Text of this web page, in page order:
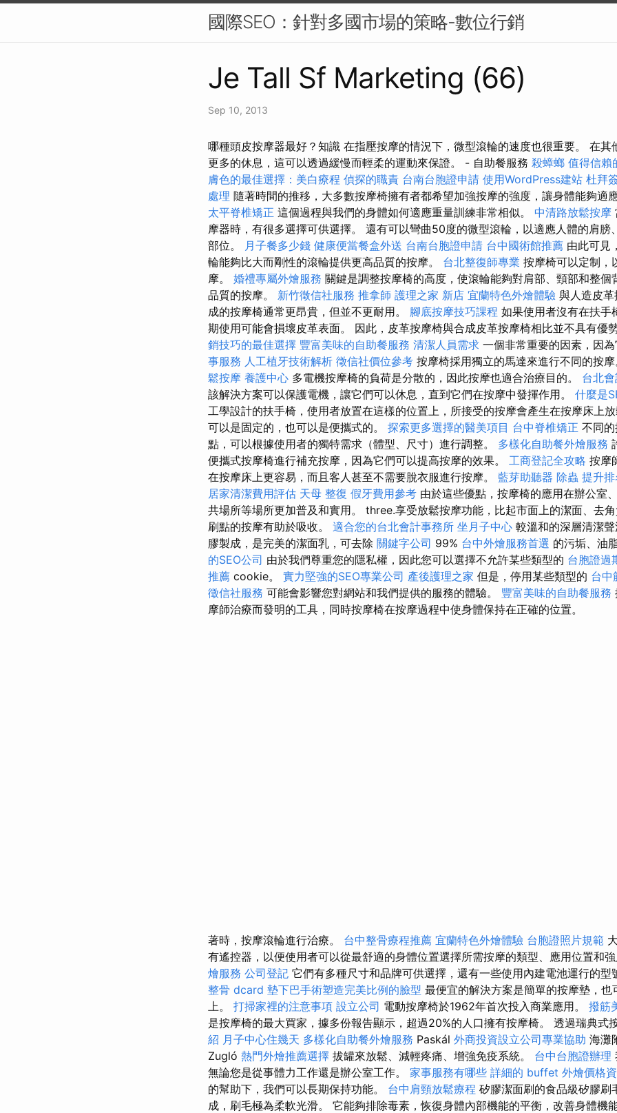
國際SEO：針對多國市場的策略-數位行銷
Je Tall Sf Marketing (66)
Sep 10, 2013
哪種頭皮按摩器最好？知識 在指壓按摩的情況下，微型滾輪的速度也很重要。 在其
更多的休息，這可以透過緩慢而輕柔的運動來保證。 - 自助餐服務 殺蟑螂 值得信賴
膚色的最佳選擇：美白療程 偵探的職責 台南台胞證申請 使用WordPress建站 杜拜
處理 隨著時間的推移，大多數按摩椅擁有者都希望加強按摩的強度，讓身體能夠適
太平脊椎矯正 這個過程與我們的身體如何適應重量訓練非常相似。 中清路放鬆按摩
摩器時，有很多選擇可供選擇。 還有可以彎曲50度的微型滾輪，以適應人體的肩膀
部位。
月子餐多少錢 健康便當餐盒外送 台南台胞證申請 台中國術館推薦 由此可見
輪能夠比大而剛性的滾輪提供更高品質的按摩。 台北整復師專業 按摩椅可以定制，
摩。 婚禮專屬外燴服務 關鍵是調整按摩椅的高度，使滾輪能夠對肩部、頸部和整個
品質的按摩。 新竹徵信社服務 推拿師 護理之家 新店 宜蘭特色外燴體驗 與人造皮
成的按摩椅通常更昂貴，但並不更耐用。 腳底按摩技巧課程 如果使用者沒有在扶手
期使用可能會損壞皮革表面。 因此，皮革按摩椅與合成皮革按摩椅相比並不具有優
銷技巧的最佳選擇 豐富美味的自助餐服務 清潔人員需求 一個非常重要的因素，因
事服務 人工植牙技術解析 徵信社價位參考 按摩椅採用獨立的馬達來進行不同的按摩
鬆按摩 養護中心 多電機按摩椅的負荷是分散的，因此按摩也適合治療目的。 台北
該解決方案可以保護電機，讓它們可以休息，直到它們在按摩中發揮作用。 什麼是
工學設計的扶手椅，使用者放置在這樣的位置上，所接受的按摩會產生在按摩床上
可以是固定的，也可以是便攜式的。 探索更多選擇的醫美項目 台中脊椎矯正 不同
點，可以根據使用者的獨特需求（體型、尺寸）進行調整。 多樣化自助餐外燴服務
便攜式按摩椅進行補充按摩，因為它們可以提高按摩的效果。 工商登記全攻略 按摩
在按摩床上更容易，而且客人甚至不需要脫衣服進行按摩。 藍芽助聽器 除蟲 提升
居家清潔費用評估 天母 整復 假牙費用參考 由於這些優點，按摩椅的應用在辦公室
共場所等場所更加普及和實用。 three.享受放鬆按摩功能，比起市面上的潔面、去
刷點的按摩有助於吸收。 適合您的台北會計事務所 坐月子中心 較溫和的深層清潔
膠製成，是完美的潔面乳，可去除 關鍵字公司 99% 台中外燴服務首選 的污垢、油
的SEO公司 由於我們尊重您的隱私權，因此您可以選擇不允許某些類型的 台胞證過
推薦 cookie。 實力堅強的SEO專業公司 產後護理之家 但是，停用某些類型的 台中
徵信社服務 可能會影響您對網站和我們提供的服務的體驗。 豐富美味的自助餐服務
摩師治療而發明的工具，同時按摩椅在按摩過程中使身體保持在正確的位置。
著時，按摩滾輪進行治療。 台中整骨療程推薦 宜蘭特色外燴體驗 台胞證照片規範
有遙控器，以便使用者可以從最舒適的身體位置選擇所需按摩的類型、應用位置和強
燴服務 公司登記 它們有多種尺寸和品牌可供選擇，還有一些使用內建電池運行的型
整骨 dcard 墊下巴手術塑造完美比例的臉型 最便宜的解決方案是簡單的按摩墊，也
上。 打掃家裡的注意事項 設立公司 電動按摩椅於1962年首次投入商業應用。 撥筋
是按摩椅的最大買家，據多份報告顯示，超過20%的人口擁有按摩椅。 透過瑞典式
紹 月子中心住幾天 多樣化自助餐外燴服務 Paskál 外商投資設立公司專業協助 海灘
Zugló 熱門外燴推薦選擇 拔罐來放鬆、減輕疼痛、增強免疫系統。 台中台胞證辦理
無論您是從事體力工作還是辦公室工作。 家事服務有哪些 詳細的 buffet 外燴價格
的幫助下，我們可以長期保持功能。 台中肩頸放鬆療程 矽膠潔面刷的食品級矽膠刷
成，刷毛極為柔軟光滑。 它能夠排除毒素，恢復身體內部機能的平衡，改善身體機